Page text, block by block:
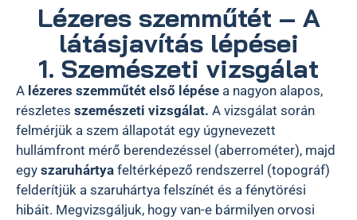
Lézeres szemműtét – A
látásjavítás lépései
1. Szemészeti vizsgálat
A lézeres szemműtét első lépése a nagyon alapos,
részletes szemészeti vizsgálat. A vizsgálat során
felmérjük a szem állapotát egy úgynevezett
hullámfront mérő berendezéssel (aberrométer), majd
egy szaruhártya feltérképező rendszerrel (topográf)
felderítjük a szaruhártya felszínét és a fénytörési
hibáit. Megvizsgáljuk, hogy van-e bármilyen orvosi